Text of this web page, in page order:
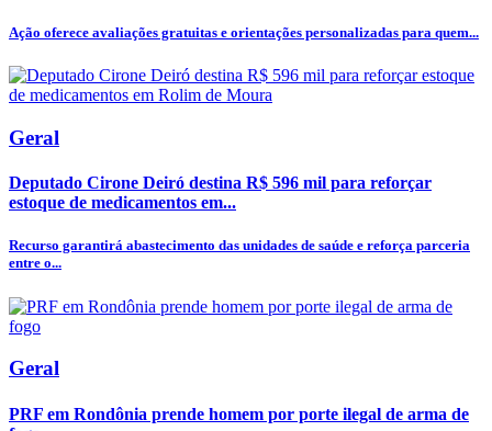
Ação oferece avaliações gratuitas e orientações personalizadas para quem...
Geral
Deputado Cirone Deiró destina R$ 596 mil para reforçar
estoque de medicamentos em...
Recurso garantirá abastecimento das unidades de saúde e reforça parceria
entre o...
Geral
PRF em Rondônia prende homem por porte ilegal de arma de